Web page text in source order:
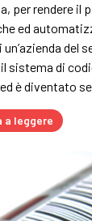
per rendere il
ed
un’azienda del
sistema di
è diventato
a leggere